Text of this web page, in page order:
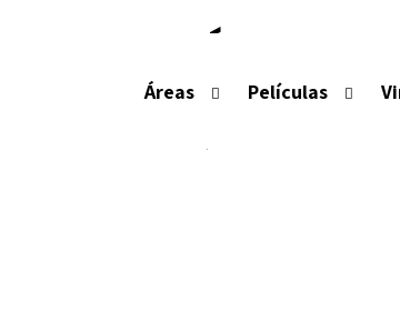
Áreas Películas
A película Anti-UV / Descoloração rejeita